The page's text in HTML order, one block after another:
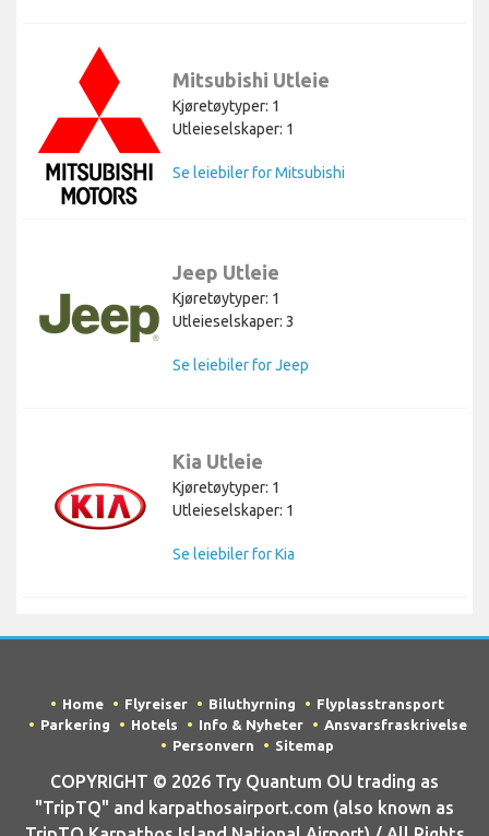
Mitsubishi Utleie
Kjøretøytyper: 1
Utleieselskaper: 1
Se leiebiler for Mitsubishi
Jeep Utleie
Kjøretøytyper: 1
Utleieselskaper: 3
Se leiebiler for Jeep
Kia Utleie
Kjøretøytyper: 1
Utleieselskaper: 1
Se leiebiler for Kia
Home Flyreiser Biluthyrning
Flyplasstransport
Parkering
Hotels Info & Nyheter
Ansvarsfraskrivelse
Personvern
Sitemap
COPYRIGHT © 2026 Try Quantum OU trading as
"TripTQ" and karpathosairport.com (also known as